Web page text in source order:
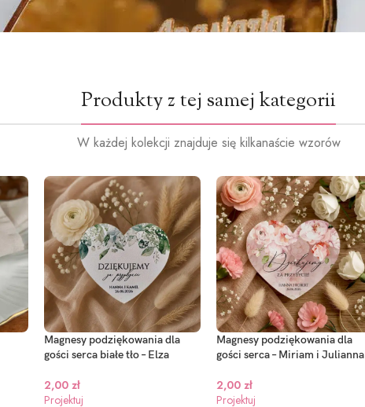
Produkty z tej samej kategorii
W każdej kolekcji znajduje się kilkanaście wzorów
Magnesy podziękowania dla
gości serca białe tło – Elza
2,00 zł
Projektuj
Magnesy podziękowania dla
gości serca – Miriam i Julianna
2,00 zł
Projektuj